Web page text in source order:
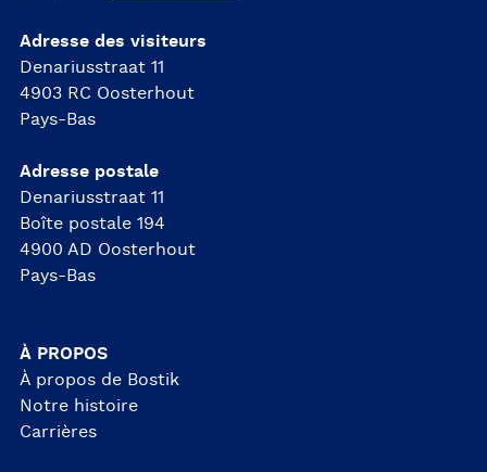
Adresse des visiteurs
Denariusstraat 11
4903 RC Oosterhout
Pays-Bas
Adresse postale
Denariusstraat 11
Boîte postale 194
4900 AD Oosterhout
Pays-Bas
À PROPOS
À propos de Bostik
Notre histoire
Carrières